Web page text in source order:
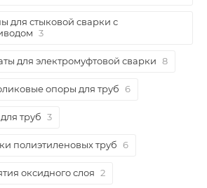
для стыковой сварки с
3
для электромуфтовой сварки 8
опоры для труб 6
труб 3
полиэтиленовых труб 6
оксидного слоя 2